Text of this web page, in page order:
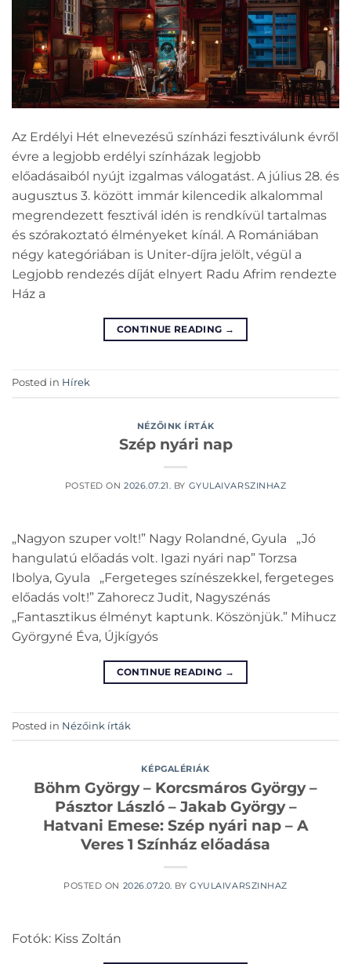
Az Erdélyi Hét elnevezésű színházi fesztiválunk évről
évre a legjobb erdélyi színházak legjobb
előadásaiból nyújt izgalmas válogatást. A július 28. és
augusztus 3. között immár kilencedik alkalommal
megrendezett fesztivál idén is rendkívül tartalmas
és szórakoztató élményeket kínál. A Romániában
négy kategóriában is Uniter-díjra jelölt, végül a
Legjobb rendezés díját elnyert Radu Afrim rendezte
Ház a
CONTINUE READING →
Posted in Hírek
NÉZŐINK ÍRTÁK
Szép nyári nap
POSTED ON2026.07.21. BY GYULAIVARSZINHAZ
„Nagyon szuper volt!” Nagy Rolandné, Gyula „Jó
hangulatú előadás volt. Igazi nyári nap” Torzsa
Ibolya, Gyula „Fergeteges színészekkel, fergeteges
előadás volt!” Zahorecz Judit, Nagyszénás
„Fantasztikus élményt kaptunk. Köszönjük.” Mihucz
Györgyné Éva, Újkígyós
CONTINUE READING →
Posted in Nézőink írták
KÉPGALÉRIÁK
Böhm György – Korcsmáros György –
Pásztor László – Jakab György –
Hatvani Emese: Szép nyári nap – A
Veres 1 Színház előadása
POSTED ON 2026.07.20. BYGYULAIVARSZINHAZ
Fotók: Kiss Zoltán